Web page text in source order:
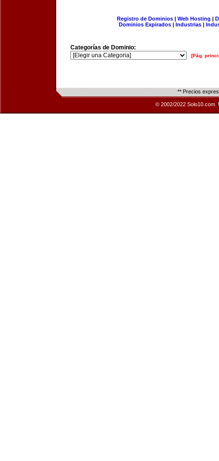
Registro de Dominios| Web Hosting |
Dominios Expirados | Industrias |
Categorías de Dominio:
[Pág.
** Precios
© 2002/2022 Solo10.com